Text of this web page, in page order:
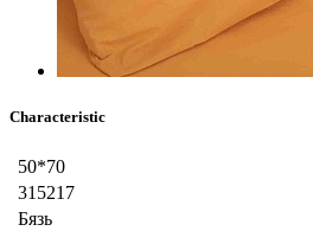
Characteristic
50*70
315217
Бязь